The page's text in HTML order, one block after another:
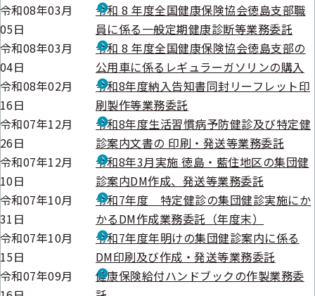
令和08年03月
05日
令和 8 年度全国健康保険協会徳島支部職
員に係る一般定期健康診断等業務委託
令和08年03月
04日
令和 8 年度全国健康保険協会徳島支部の
公用車に係るレギュラーガソリンの購入
令和08年02月
16日
令和8年度納入告知書同封リーフレット印
刷製作等業務委託
令和07年12月
26日
令和8年度生活習慣病予防健診及び特定健
診案内文書の 印刷・発送等業務委託
令和07年12月
10日
令和8年3月実施 徳島・藍住地区の集団健
診案内DM作成、発送等業務委託
令和07年10月
31日
令和7年度 特定健診の集団健診実施にか
かるDM作成業務委託（年度末）
令和07年10月
15日
令和7年度年明けの集団健診案内に係る
DM印刷及び作成・発送等業務委託
令和07年09月
健康保険給付ハンドブックの作製業務委